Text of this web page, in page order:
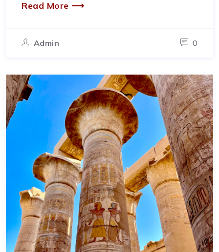
Read More ⟶
Admin 0